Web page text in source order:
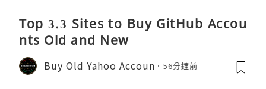
Top 3.3 Sites to Buy GitHub Accou
nts Old and New
Buy Old Yahoo Accoun 56分鐘前